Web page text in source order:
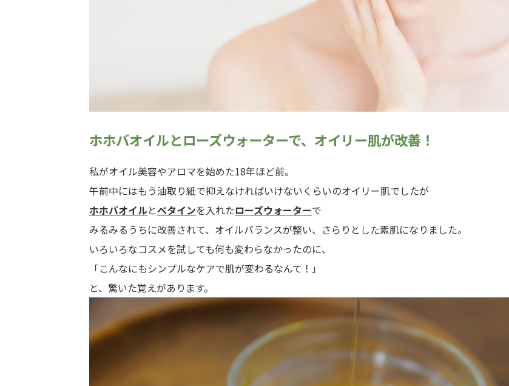
ホホバオイルとローズウォーターで、オイリー肌が改善！
私がオイル美容やアロマを始めた18年ほど前。
午前中にはもう油取り紙で抑えなければいけないくらいのオイリー肌でしたが
ホホバオイルとベタインを入れたローズウォーターで
みるみるうちに改善されて、オイルバランスが整い、さらりとした素肌になりました。
いろいろなコスメを試しても何も変わらなかったのに、
「こんなにもシンプルなケアで肌が変わるなんて！」
と、驚いた覚えがあります。